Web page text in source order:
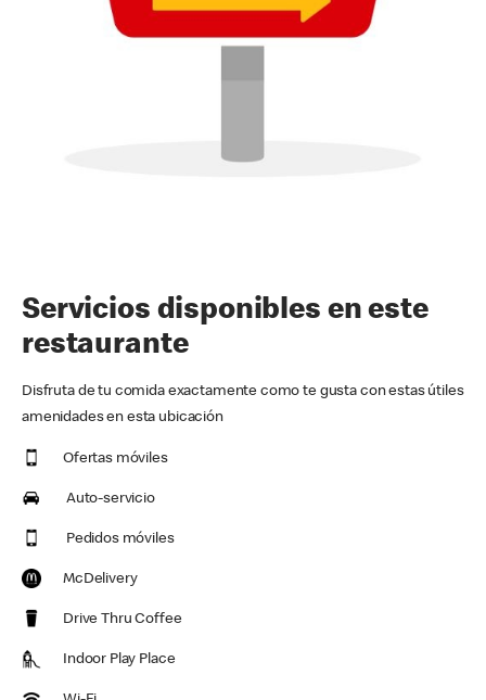
Servicios disponibles en este
restaurante
Disfruta de tu comida exactamente como te gusta con estas útiles
amenidades en esta ubicación
Ofertas móviles
Auto-servicio
Pedidos móviles
McDelivery
Drive Thru Coffee
Indoor Play Place